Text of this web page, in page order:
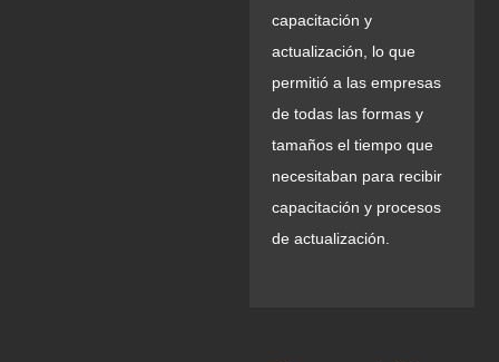
capacitación y
actualización, lo que
permitió a las empresas
de todas las formas y
tamaños el tiempo que
necesitaban para recibir
capacitación y procesos
de actualización.